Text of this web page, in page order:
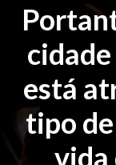
está
tipo
vida